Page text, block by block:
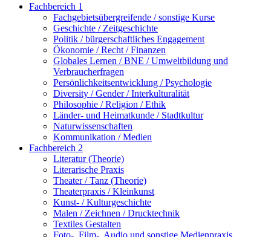
Fachbereich 1
Fachgebietsübergreifende / sonstige Kurse
Geschichte / Zeitgeschichte
Politik / bürgerschaftliches Engagement
Ökonomie / Recht / Finanzen
Globales Lernen / BNE / Umweltbildung und
Verbraucherfragen
Persönlichkeitsentwicklung / Psychologie
Diversity / Gender / Interkulturalität
Philosophie / Religion / Ethik
Länder- und Heimatkunde / Stadtkultur
Naturwissenschaften
Kommunikation / Medien
Fachbereich 2
Literatur (Theorie)
Literarische Praxis
Theater / Tanz (Theorie)
Theaterpraxis / Kleinkunst
Kunst- / Kulturgeschichte
Malen / Zeichnen / Drucktechnik
Textiles Gestalten
Foto-, Film-, Audio und sonstige Medienpraxis